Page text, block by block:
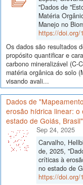
"Dados de
Matéria
Manejo no
https://doi.org/
Os dados são resultados
propósito quantificar e
carbono mineralizável (C-
matéria orgânica do solo
visando avali...
Dados de
erosão hídrica linear: o
estado de Goiás, Brasil"
Sep 24, 2025
Carvalho,
de, 2025,
críticas à
no estado de
https://doi.org/